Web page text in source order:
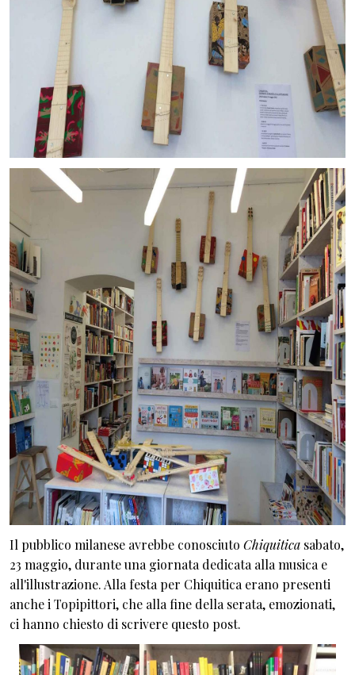
Il pubblico milanese avrebbe conosciuto Chiquitica sabato,
23 maggio, durante una giornata dedicata alla musica e
all'illustrazione. Alla festa per Chiquitica erano presenti
anche i Topipittori, che alla fine della serata, emozionati,
ci hanno chiesto di scrivere questo post.